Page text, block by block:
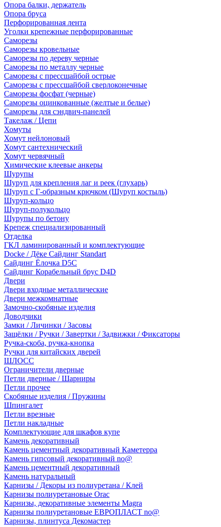
Опора балки, держатель
Опора бруса
Перфорированная лента
Уголки крепежные перфорированные
Саморезы
Саморезы кровельные
Саморезы по дереву черные
Саморезы по металлу черные
Саморезы с прессшайбой острые
Саморезы с прессшайбой сверлоконечные
Саморезы фосфат (черные)
Саморезы оцинкованные (желтые и белые)
Саморезы для сэндвич-панелей
Такелаж / Цепи
Хомуты
Хомут нейлоновый
Хомут сантехнический
Хомут червячный
Химические клеевые анкеры
Шурупы
Шуруп для крепления лаг и реек (глухарь)
Шуруп с Г-образным крючком (Шуруп костыль)
Шуруп-кольцо
Шуруп-полукольцо
Шурупы по бетону
Крепеж специализированный
Отделка
ГКЛ ламинированный и комплектующие
Docke / Дёке Сайдинг Standart
Сайдинг Ёлочка D5C
Сайдинг Корабельный брус D4D
Двери
Двери входные металлические
Двери межкомнатные
Замочно-скобяные изделия
Доводчики
Замки / Личинки / Засовы
Защёлки / Ручки / Завертки / Задвижки / Фиксаторы
Ручка-скоба, ручка-кнопка
Ручки для китайских дверей
ШЛОСС
Ограничители дверные
Петли дверные / Шарниры
Петли прочее
Скобяные изделия / Пружины
Шпингалет
Петли врезные
Петли накладные
Комплектующие для шкафов купе
Камень декоративный
Камень цементный декоративный Каметерра
Камень гипсовый декоративный no@
Камень цементный декоративный
Камень натуральный
Карнизы / Декоры из полиуретана / Клей
Карнизы полиуретановые Orac
Карнизы, декоративные элементы Magra
Карнизы полиуретановые ЕВРОПЛАСТ no@
Карнизы, плинтуса Декомастер